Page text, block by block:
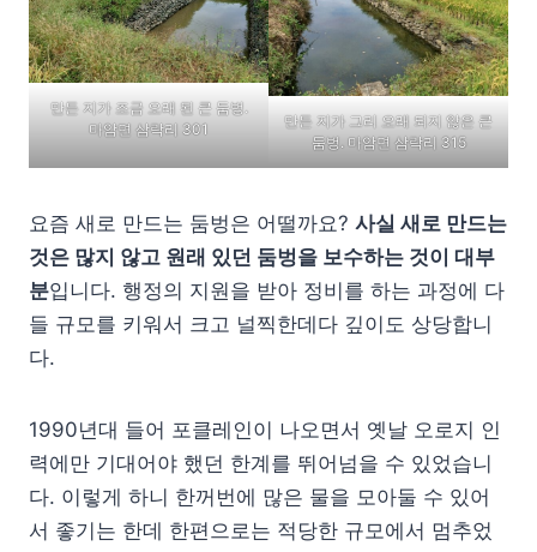
만든 지가 조금 오래 된 큰 둠벙.
마암면 삼락리 301
만든 지가 그리 오래 되지 않은 큰
둠벙. 마암면 삼락리 315
요즘 새로 만드는 둠벙은 어떨까요? 사실 새로 만드는
것은 많지 않고 원래 있던 둠벙을 보수하는 것이 대부
분입니다. 행정의 지원을 받아 정비를 하는 과정에 다
들 규모를 키워서 크고 널찍한데다 깊이도 상당합니
다.
1990년대 들어 포클레인이 나오면서 옛날 오로지 인
력에만 기대어야 했던 한계를 뛰어넘을 수 있었습니
다. 이렇게 하니 한꺼번에 많은 물을 모아둘 수 있어
서 좋기는 한데 한편으로는 적당한 규모에서 멈추었